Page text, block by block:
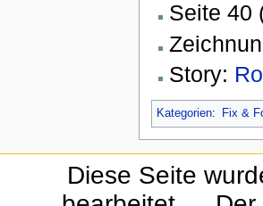
Seite 40
Story:
Kategorien: Fix &
Diese Seite